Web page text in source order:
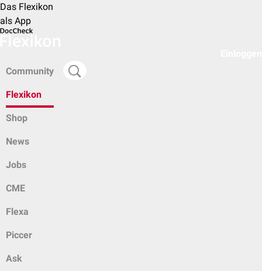
Das Flexikon
als App
Community
Flexikon
Shop
News
Jobs
CME
Flexa
Piccer
Ask